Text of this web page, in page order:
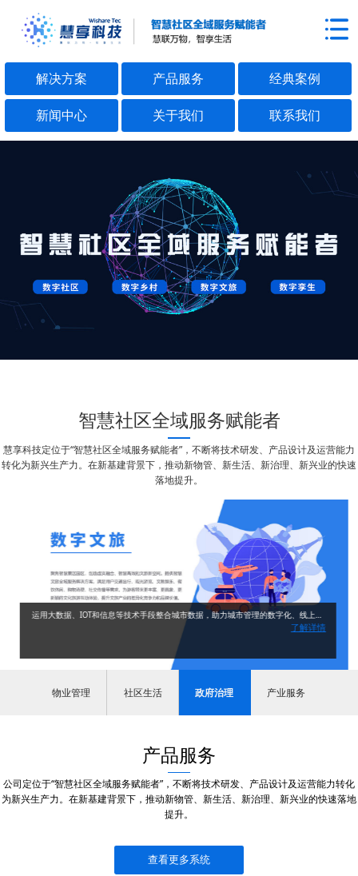
解决方案 产品服务 经典案例
新闻中心 关于我们 联系我们
智慧社区全域服务赋能者
慧享科技定位于“智慧社区全域服务赋能者”，不断将技术研发、产品设计及运营能力
转化为新兴生产力。在新基建背景下，推动新物管、新生活、新治理、新兴业的快速
落地提升。
运用大数据、IOT和信息等技术手段整合城市数据，助力城市管理的数字化、线上化、智能化，促进社区服务与城市治理的无缝衔接，从而实现对楼宇管理、公共资源、便民服务等需求的积极响应。
了解详情
物业管理 社区生活 政府治理 产业服务
产品服务
公司定位于“智慧社区全域服务赋能者”，不断将技术研发、产品设计及运营能力转化
为新兴生产力。在新基建背景下，推动新物管、新生活、新治理、新兴业的快速落地
提升。
查看更多系统